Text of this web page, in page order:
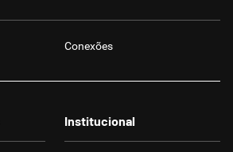
Conexões
Institucional